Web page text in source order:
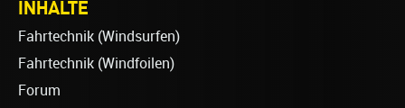
INHALTE
Fahrtechnik (Windsurfen)
Fahrtechnik (Windfoilen)
Forum